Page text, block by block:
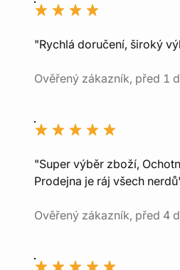
"Rychlá doručení, široký
Ověřený zákazník, před 1
"Super výběr zboží,
Prodejna je ráj všech
Ověřený zákazník, před 4